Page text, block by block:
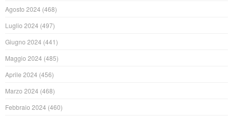
Agosto 2024 (468)
Luglio 2024 (497)
Giugno 2024 (441)
Maggio 2024 (485)
Aprile 2024 (456)
Marzo 2024 (468)
Febbraio 2024 (460)